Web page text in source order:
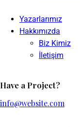
Yazarlarımız
Hakkımızda
Biz Kimiz
İletişim
Have a Project?
info@website.com